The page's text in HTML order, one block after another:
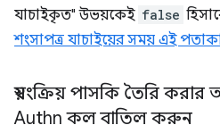
যাচাইকৃত" উভয়কেই false
শংসাপত্র যাচাইয়ের সময় এই
স্বয়ংক্রিয় পাসকি তৈরি
Authn কল বাতিল করুন